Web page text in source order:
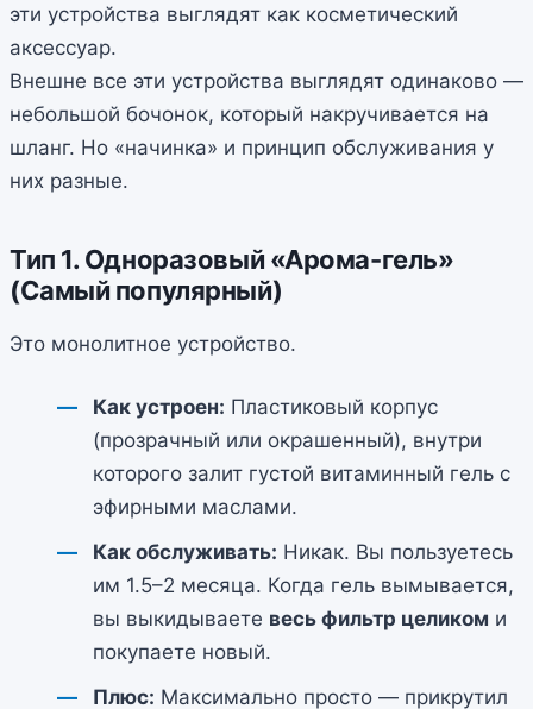
эти устройства выглядят как косметический
аксессуар.
Внешне все эти устройства выглядят одинаково —
небольшой бочонок, который накручивается на
шланг. Но «начинка» и принцип обслуживания у
них разные.
Тип 1. Одноразовый «Арома-гель»
(Самый популярный)
Это монолитное устройство.
Как устроен: Пластиковый корпус
(прозрачный или окрашенный), внутри
которого залит густой витаминный гель с
эфирными маслами.
Как обслуживать: Никак. Вы пользуетесь
им 1.5–2 месяца. Когда гель вымывается,
вы выкидываете весь фильтр целиком и
покупаете новый.
Плюс: Максимально просто — прикрутил